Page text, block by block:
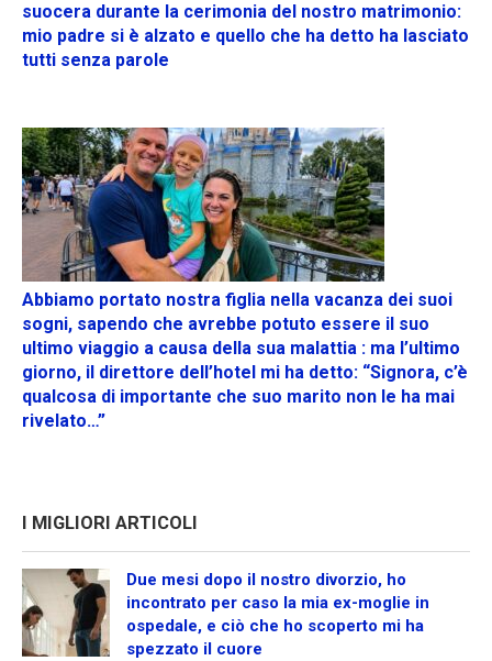
suocera durante la cerimonia del nostro matrimonio:
mio padre si è alzato e quello che ha detto ha lasciato
tutti senza parole
Abbiamo portato nostra figlia nella vacanza dei suoi
sogni, sapendo che avrebbe potuto essere il suo
ultimo viaggio a causa della sua malattia : ma l’ultimo
giorno, il direttore dell’hotel mi ha detto: “Signora, c’è
qualcosa di importante che suo marito non le ha mai
rivelato…”
I MIGLIORI ARTICOLI
Due mesi dopo il nostro divorzio, ho
incontrato per caso la mia ex-moglie in
ospedale, e ciò che ho scoperto mi ha
spezzato il cuore